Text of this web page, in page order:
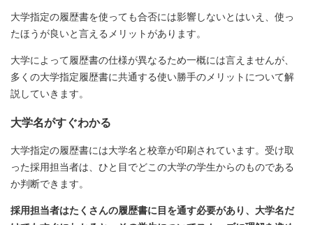
大学指定の履歴書を使っても合否には影響しないとはいえ、使っ
たほうが良いと言えるメリットがあります。
大学によって履歴書の仕様が異なるため一概には言えませんが、
多くの大学指定履歴書に共通する使い勝手のメリットについて解
説していきます。
大学名がすぐわかる
大学指定の履歴書には大学名と校章が印刷されています。受け取
った採用担当者は、ひと目でどこの大学の学生からのものである
か判断できます。
採用担当者はたくさんの履歴書に目を通す必要があり、大学名だ